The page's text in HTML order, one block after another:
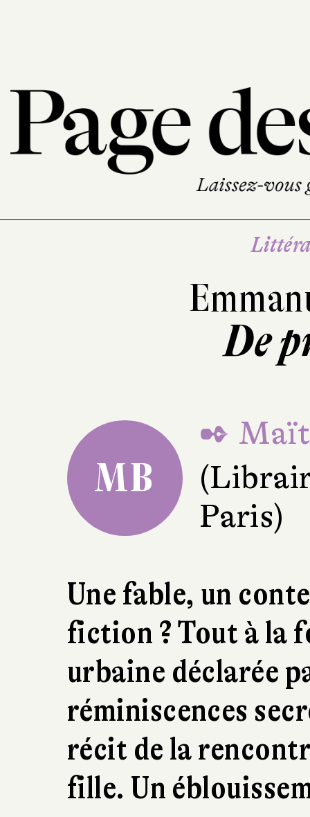
De
MB
✒
Paris)
Une fable, un
fiction ? Tout à la
urbaine déclarée
réminiscences
récit de la
fille. Un